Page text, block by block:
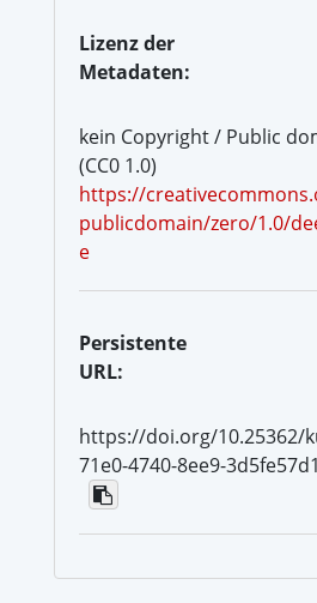
Lizenz der
Metadaten:
kein Copyright / Public
(CC0 1.0)
https://
publicdomain/zero/1.0/
e
Persistente
URL:
https://doi.org/10.25362/
71e0-4740-8ee9-